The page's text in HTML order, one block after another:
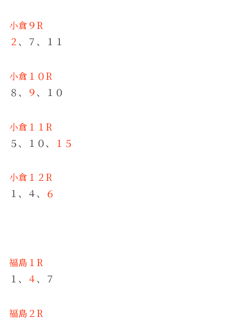
小倉９R
２、７、１１
小倉１０R
８、
９、１０
小倉１１R
５、１０、
１５
小倉１２R
１、４、
６
福島１R
１、
４、７
福島２R